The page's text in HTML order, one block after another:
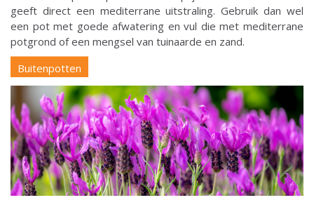
geeft direct een mediterrane uitstraling. Gebruik dan wel
een pot met goede afwatering en vul die met mediterrane
potgrond of een mengsel van tuinaarde en zand.
Buitenpotten